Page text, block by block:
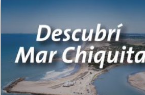
Resultados del Rugby de Mar del Plata
12/07/2008 17:57
El kirchnerismo le “apuntó” a un juez por las
retenciones
12/07/2008 17:33
Asado y shopping, los gustos de Shannon en
Buenos Aires